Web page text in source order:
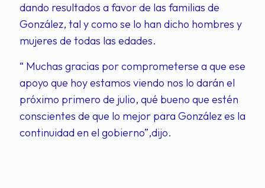
dando resultados a favor de las familias de
González, tal y como se lo han dicho hombres y
mujeres de todas las edades.
“ Muchas gracias por comprometerse a que ese
apoyo que hoy estamos viendo nos lo darán el
próximo primero de julio, qué bueno que estén
conscientes de que lo mejor para González es la
continuidad en el gobierno”,dijo.